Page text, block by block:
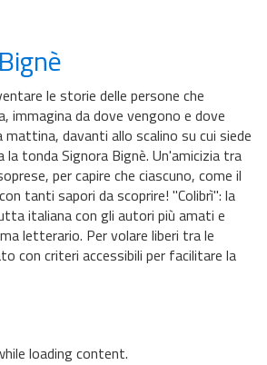
le storie delle persone che
immagina da dove vengono e dove
mattina, davanti allo scalino su cui siede
tonda Signora Bignè. Un'amicizia tra
per capire che ciascuno, come il
tanti sapori da scoprire! ''Colibrì'': la
italiana con gli autori più amati e
letterario. Per volare liberi tra le
con criteri accessibili per facilitare la
loading content.